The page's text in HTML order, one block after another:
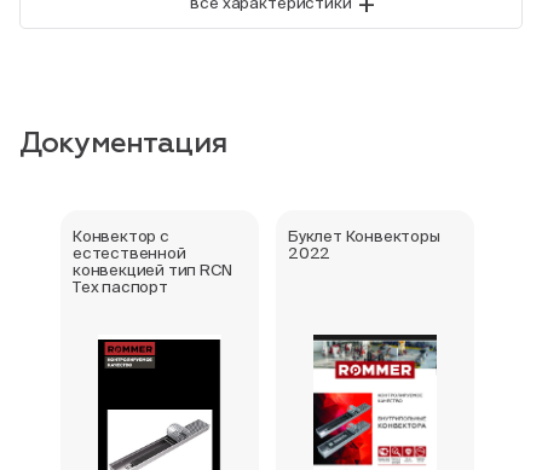
Документация
Конвектор с
естественной
конвекцией тип RCN
Тех паспорт
Буклет Конвекторы
2022